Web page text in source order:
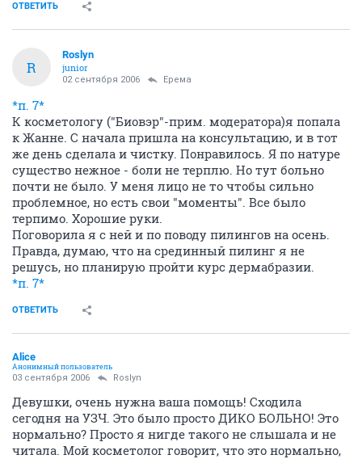
ОТВЕТИТЬ
R
Roslyn
junior
02 сентября 2006 Ерема
*п. 7*
К косметологу ("Биовэр"-прим. модератора)я попала
к Жанне. С начала пришла на консультацию, и в тот
же день сделала и чистку. Понравилось. Я по натуре
существо нежное - боли не терплю. Но тут больно
почти не было. У меня лицо не то чтобы сильно
проблемное, но есть свои "моменты". Все было
терпимо. Хорошие руки.
Поговорила я с ней и по поводу пилингов на осень.
Правда, думаю, что на срединный пилинг я не
решусь, но планирую пройти курс дермабразии.
*п. 7*
ОТВЕТИТЬ
Alice
Анонимный пользователь
03 сентября 2006 Roslyn
Девушки, очень нужна ваша помощь! Сходила
сегодня на УЗЧ. Это было просто ДИКО БОЛЬНО! Это
нормально? Просто я нигде такого не слышала и не
читала. Мой косметолог говорит, что это нормально,